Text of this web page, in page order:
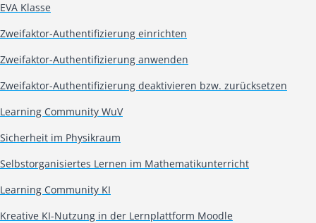
EVA Klasse
Zweifaktor-Authentifizierung einrichten
Zweifaktor-Authentifizierung anwenden
Zweifaktor-Authentifizierung deaktivieren bzw. zurücksetzen
Learning Community WuV
Sicherheit im Physikraum
Selbstorganisiertes Lernen im Mathematikunterricht
Learning Community KI
Kreative KI-Nutzung in der Lernplattform Moodle